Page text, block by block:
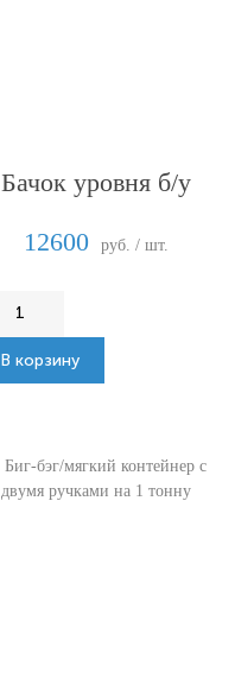
Бачок уровня б/у
12600
руб. / шт.
В корзину